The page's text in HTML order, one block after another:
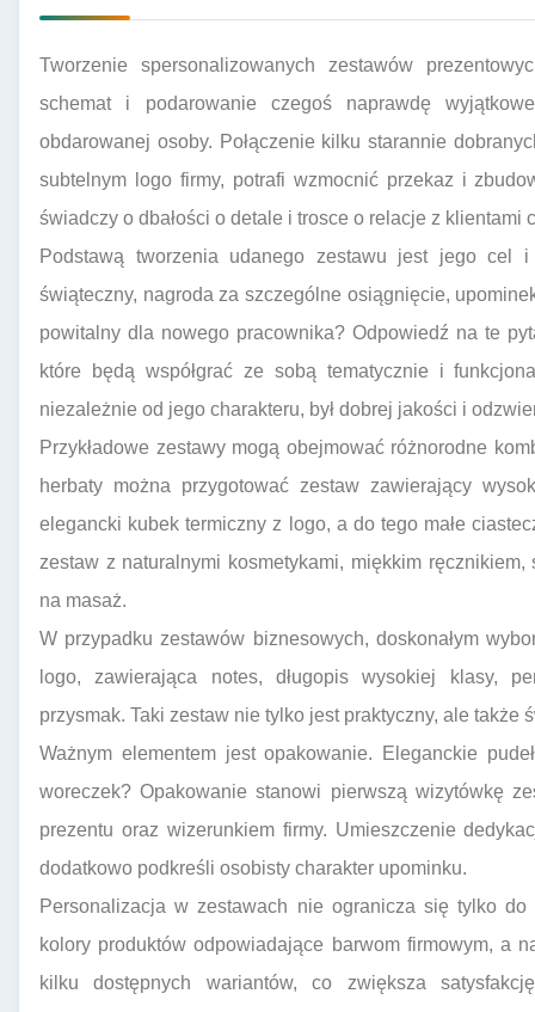
Tworzenie spersonalizowanych zestawów
schemat i podarowanie czegoś naprawdę
obdarowanej osoby. Połączenie kilku starannie
subtelnym logo firmy, potrafi wzmocnić przekaz i
świadczy o dbałości o detale i trosce o relacje z klientami
Podstawą tworzenia udanego zestawu jest jego
świąteczny, nagroda za szczególne osiągnięcie,
powitalny dla nowego pracownika? Odpowiedź na te
które będą współgrać ze sobą tematycznie i
niezależnie od jego charakteru, był dobrej jakości i
Przykładowe zestawy mogą obejmować różnorodne
herbaty można przygotować zestaw zawierający
elegancki kubek termiczny z logo, a do tego małe
zestaw z naturalnymi kosmetykami, miękkim
na masaż.
W przypadku zestawów biznesowych, doskonałym
logo, zawierająca notes, długopis wysokiej klasy,
przysmak. Taki zestaw nie tylko jest praktyczny, ale także
Ważnym elementem jest opakowanie. Eleganckie
woreczek? Opakowanie stanowi pierwszą wizytówkę
prezentu oraz wizerunkiem firmy. Umieszczenie
dodatkowo podkreśli osobisty charakter upominku.
Personalizacja w zestawach nie ogranicza się tylko
kolory produktów odpowiadające barwom firmowym, a
kilku dostępnych wariantów, co zwiększa